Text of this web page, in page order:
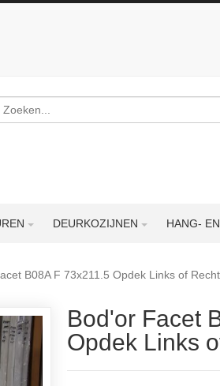
DEURKOZIJNEN HANG-
B08A F 73x211.5 Opdek Links of
Bod'or Facet
Opdek Links